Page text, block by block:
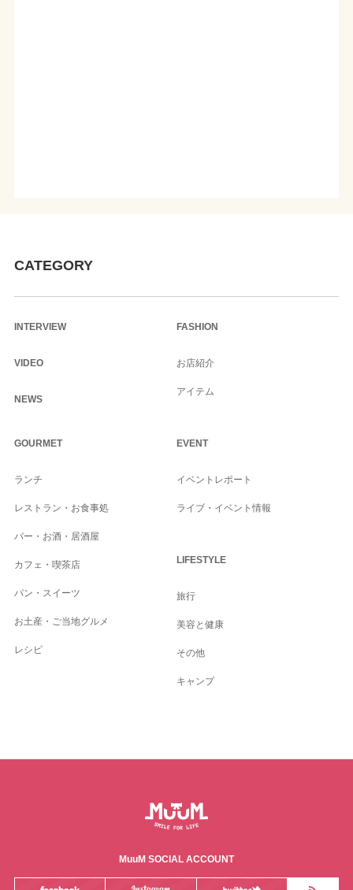
CATEGORY
INTERVIEW
VIDEO
NEWS
FASHION
お店紹介
アイテム
GOURMET
ランチ
レストラン・お食事処
バー・お酒・居酒屋
カフェ・喫茶店
パン・スイーツ
お土産・ご当地グルメ
レシピ
EVENT
イベントレポート
ライブ・イベント情報
LIFESTYLE
旅行
美容と健康
その他
キャンプ
MuuM SOCIAL ACCOUNT